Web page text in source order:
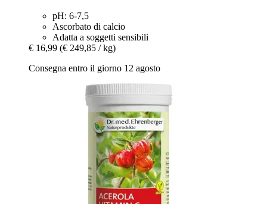
pH: 6-7,5
Ascorbato di calcio
Adatta a soggetti sensibili
€ 16,99 (€ 249,85 / kg)
Consegna entro il giorno 12 agosto